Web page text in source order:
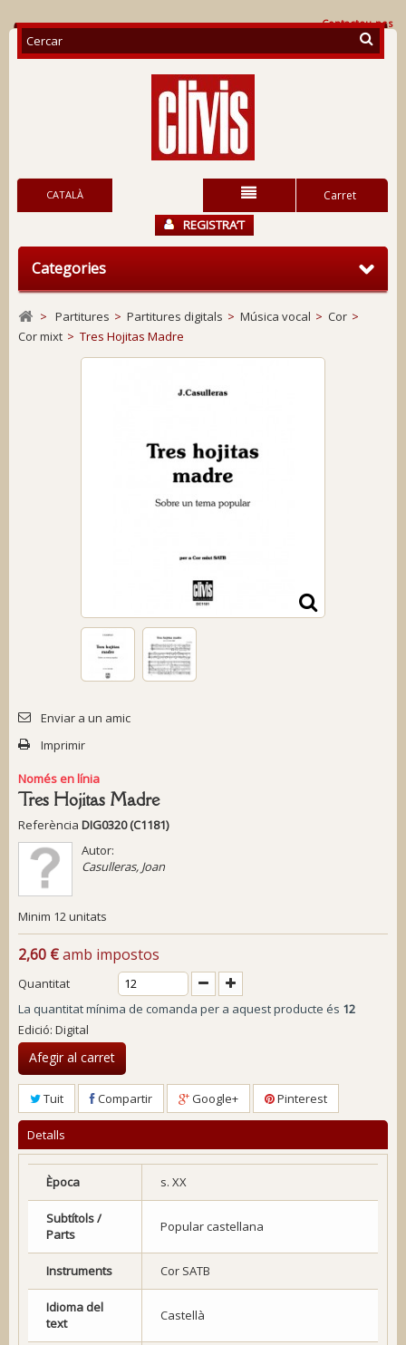
Contacteu-nos
Carret
CATALÀ
REGISTRA’T
Categories
> Partitures > Partitures digitals > Música vocal > Cor >
Cor mixt > Tres Hojitas Madre
Enviar a un amic
Imprimir
Només en línia
Tres Hojitas Madre
Referència DIG0320 (C1181)
Autor:
Casulleras, Joan
Minim 12 unitats
2,60 €amb impostos
Quantitat
La quantitat mínima de comanda per a aquest producte és 12
Edició: Digital
Afegir al carret
Tuit Compartir Google+ Pinterest
Detalls
Època s. XX
Subtítols /
Parts
Popular castellana
Instruments Cor SATB
Idioma del
text
Castellà